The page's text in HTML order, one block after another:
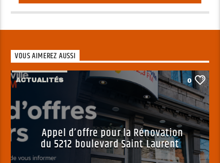
VOUS AIMEREZ AUSSI
ACTUALITÉS 0
Appel d’offre pour la Rénovation
du 5212 boulevard Saint Laurent